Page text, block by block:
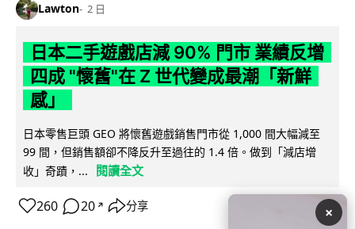
Lawton 2 日
日本二手遊戲店減 90% 門市 業績反增
四成 "懷舊"在 Z 世代變成最潮「新鮮
感」
日本零售巨頭 GEO 將懷舊遊戲銷售門市從 1,000 間大幅減至
99 間，但銷售額卻不降反升至過往的 1.4 倍。做到「減店增
收」奇蹟，...
閱讀全文
260 20 ↗ 分享 ×